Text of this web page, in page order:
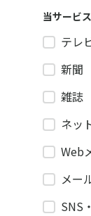
当サービ
テレ
新聞
雑誌
ネッ
Web
メー
SNS